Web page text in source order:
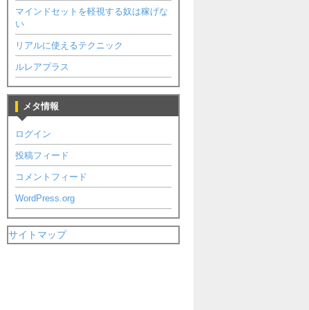
マインドセットを軽視する奴は稼げな
い
リアルに使えるテクニック
ルレアプラス
メタ情報
ログイン
投稿フィード
コメントフィード
WordPress.org
サイトマップ